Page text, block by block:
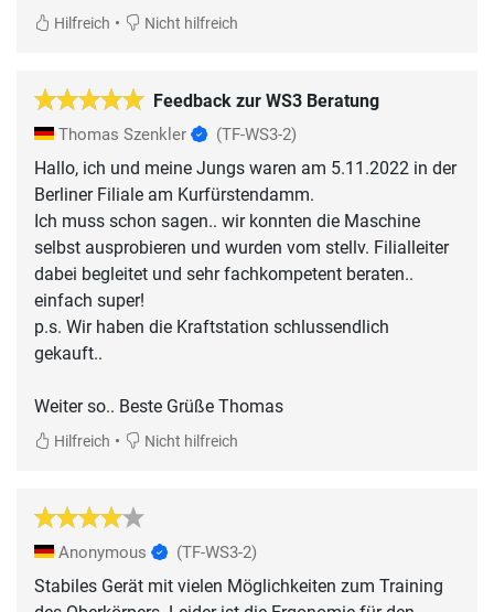
Hilfreich • Nicht hilfreich
Feedback zur WS3 Beratung
Thomas Szenkler (TF-WS3-2)
Hallo, ich und meine Jungs waren am 5.11.2022 in der
Berliner Filiale am Kurfürstendamm.
Ich muss schon sagen.. wir konnten die Maschine
selbst ausprobieren und wurden vom stellv. Filialleiter
dabei begleitet und sehr fachkompetent beraten..
einfach super!
p.s. Wir haben die Kraftstation schlussendlich
gekauft..
Weiter so.. Beste Grüße Thomas
Hilfreich • Nicht hilfreich
Anonymous (TF-WS3-2)
Stabiles Gerät mit vielen Möglichkeiten zum Training